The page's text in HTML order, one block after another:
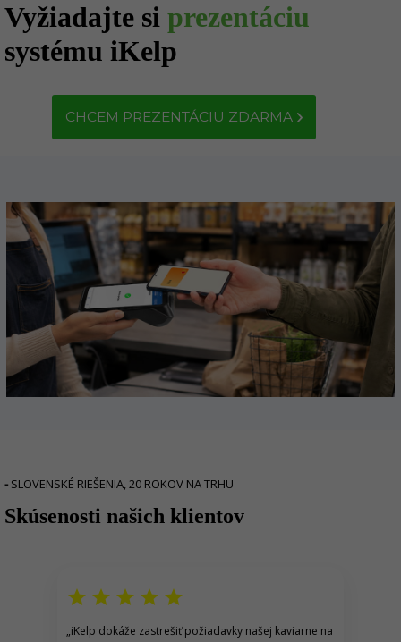
Vyžiadajte si prezentáciu
systému iKelp
CHCEM PREZENTÁCIU ZDARMA
- SLOVENSKÉ RIEŠENIA, 20 ROKOV NA TRHU
Skúsenosti našich klientov
star star star star star
„iKelp dokáže zastrešiť požiadavky našej kaviarne na